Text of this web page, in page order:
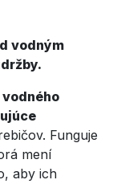
vodným
Funguje
mení
aby ich